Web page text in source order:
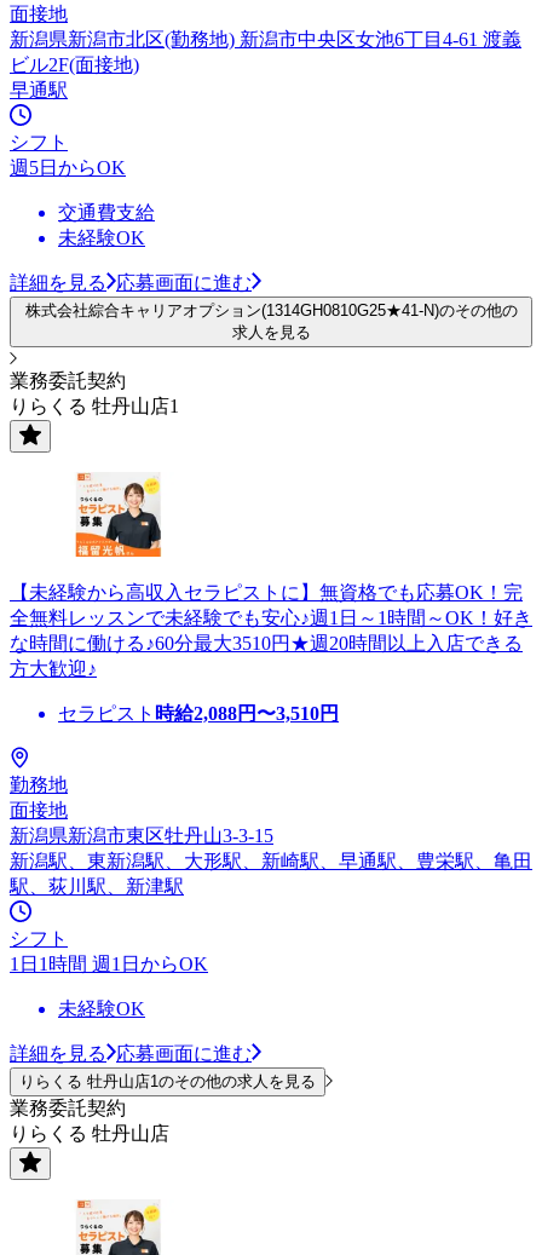
面接地
新潟県新潟市北区(勤務地) 新潟市中央区女池6丁目4-61 渡義
ビル2F(面接地)
早通駅
シフト
週5日からOK
交通費支給
未経験OK
詳細を見る 応募画面に進む
株式会社綜合キャリアオプション(1314GH0810G25★41-N)のその他の
求人を見る
業務委託契約
りらくる 牡丹山店1
【未経験から高収入セラピストに】無資格でも応募OK！完
全無料レッスンで未経験でも安心♪週1日～1時間～OK！好き
な時間に働ける♪60分最大3510円★週20時間以上入店できる
方大歓迎♪
セラピスト 時給2,088円〜3,510円
勤務地
面接地
新潟県新潟市東区牡丹山3-3-15
新潟駅、東新潟駅、大形駅、新崎駅、早通駅、豊栄駅、亀田
駅、荻川駅、新津駅
シフト
1日1時間 週1日からOK
未経験OK
詳細を見る 応募画面に進む
りらくる 牡丹山店1のその他の求人を見る
業務委託契約
りらくる 牡丹山店